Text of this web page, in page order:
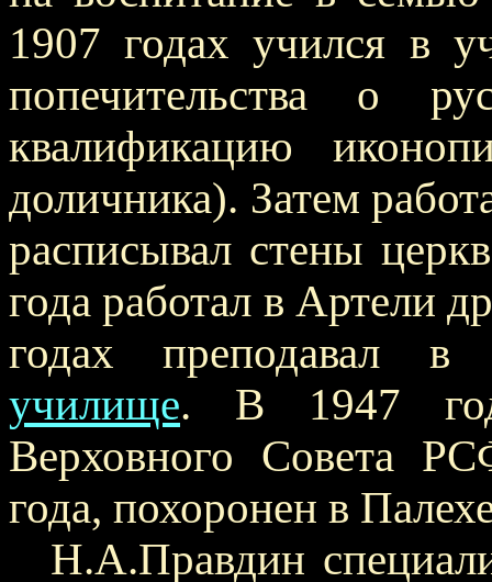
1907 годах учился в
попечительства о
квалификацию
доличника). Затем
расписывал стены
года работал в Артели
годах преподавал
училище. В 1947
Верховного Совета
года, похоронен в
Н.А.Правдин